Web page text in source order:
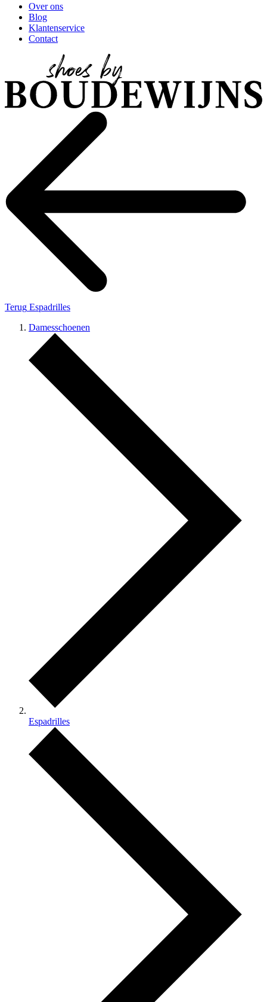
Over ons
Blog
Klantenservice
Contact
Terug Espadrilles
Damesschoenen
Espadrilles